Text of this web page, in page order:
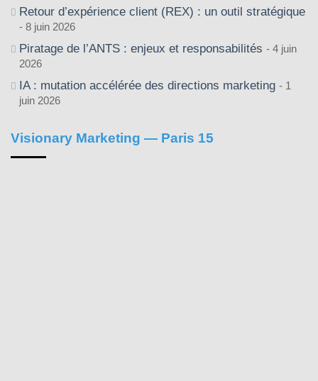
Retour d’expérience client (REX) : un outil stratégique
8 juin 2026
Piratage de l’ANTS : enjeux et responsabilités
4 juin
2026
IA : mutation accélérée des directions marketing
1
juin 2026
Visionary Marketing — Paris 15